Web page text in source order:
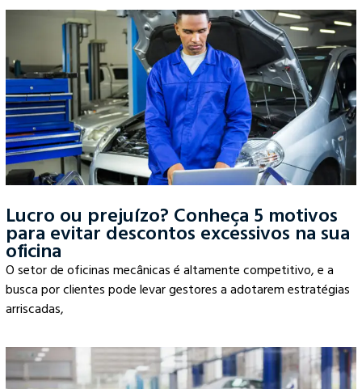
Lucro ou prejuízo? Conheça 5 motivos
para evitar descontos excessivos na sua
oficina
O setor de oficinas mecânicas é altamente competitivo, e a
busca por clientes pode levar gestores a adotarem estratégias
arriscadas,